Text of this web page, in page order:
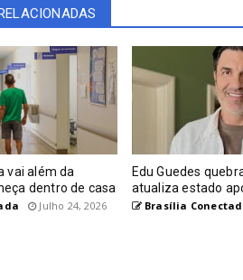
vai além da
dentro de casa
Julho 24, 2026
Edu Guedes
atualiza estado
Brasília